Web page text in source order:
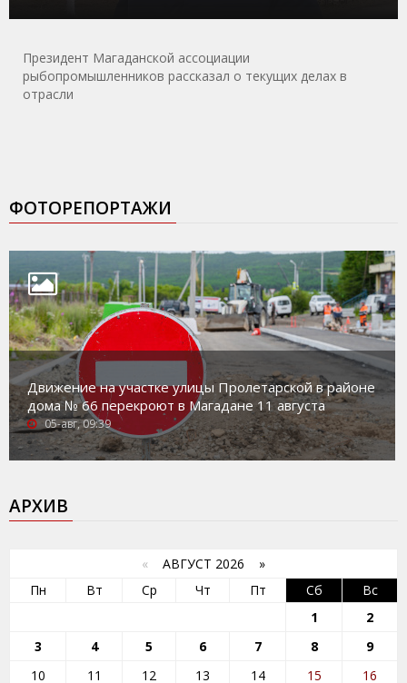
Президент Магаданской ассоциации
рыбопромышленников рассказал о текущих делах в
отрасли
ФОТОРЕПОРТАЖИ
Движение на участке улицы Пролетарской в районе
дома № 66 перекроют в Магадане 11 августа
05-авг, 09:39
АРХИВ
« АВГУСТ 2026 »
Пн
Вт Ср Чт Пт Сб
Вс
1
2
3
4 5 6 7 8
9
10
11 12 13 14 15 16